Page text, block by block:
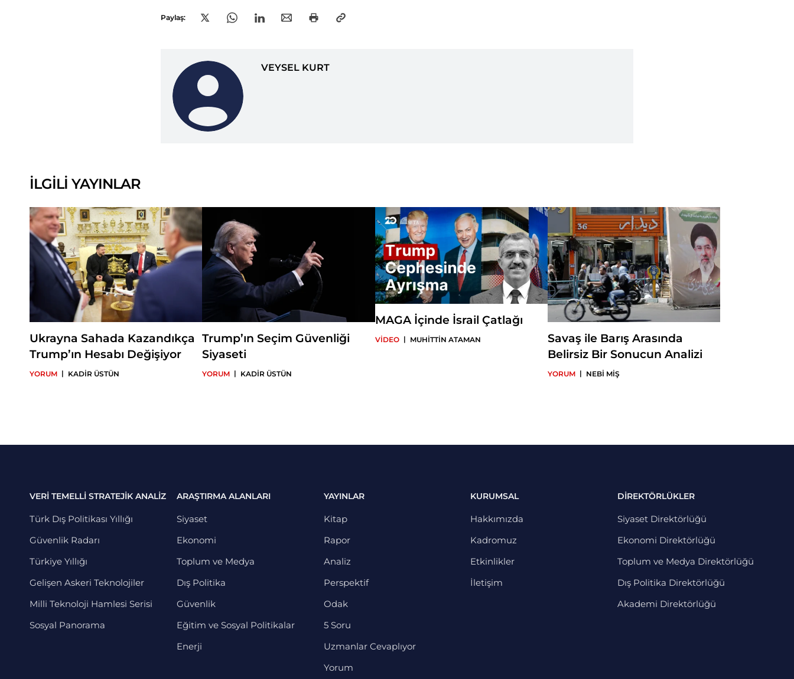
Paylaş:
VEYSEL KURT
İLGİLİ YAYINLAR
Ukrayna Sahada Kazandıkça
Trump’ın Hesabı Değişiyor
YORUM | KADİR ÜSTÜN
Trump’ın Seçim Güvenliği
Siyaseti
YORUM | KADİR ÜSTÜN
MAGA İçinde İsrail Çatlağı
VİDEO | MUHİTTİN ATAMAN
Savaş ile Barış Arasında
Belirsiz Bir Sonucun Analizi
YORUM | NEBİ MİŞ
VERİ TEMELLİ STRATEJİK ANALİZ
Türk Dış Politikası Yıllığı
Güvenlik Radarı
Türkiye Yıllığı
Gelişen Askeri Teknolojiler
Milli Teknoloji Hamlesi Serisi
Sosyal Panorama
ARAŞTIRMA ALANLARI
Siyaset
Ekonomi
Toplum ve Medya
Dış Politika
Güvenlik
Eğitim ve Sosyal Politikalar
Enerji
YAYINLAR
Kitap
Rapor
Analiz
Perspektif
Odak
5 Soru
Uzmanlar Cevaplıyor
Yorum
KURUMSAL
Hakkımızda
Kadromuz
Etkinlikler
İletişim
DİREKTÖRLÜKLER
Siyaset Direktörlüğü
Ekonomi Direktörlüğü
Toplum ve Medya Direktörlüğü
Dış Politika Direktörlüğü
Akademi Direktörlüğü